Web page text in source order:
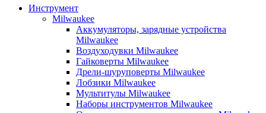
Инструмент
Milwaukee
Аккумуляторы, зарядные устройства
Milwaukee
Воздуходувки Milwaukee
Гайковерты Milwaukee
Дрели-шуруповерты Milwaukee
Лобзики Milwaukee
Мультитулы Milwaukee
Наборы инструментов Milwaukee